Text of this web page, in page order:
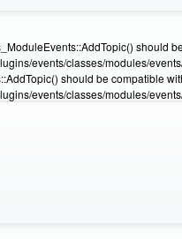
should
events/classes/modules/
should be compatible
events/classes/modules/